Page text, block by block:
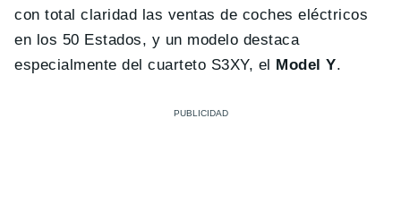
con total claridad las ventas de coches eléctricos
en los 50 Estados, y un modelo destaca
especialmente del cuarteto S3XY, el
Model Y.